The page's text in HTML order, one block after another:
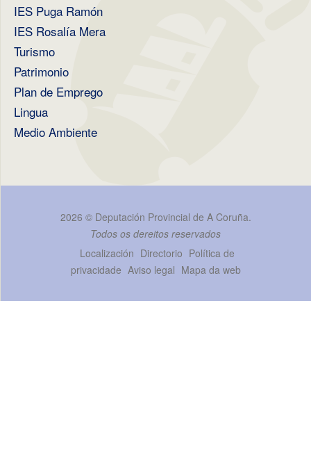
IES Puga Ramón
IES Rosalía Mera
Turismo
Patrimonio
Plan de Emprego
Lingua
Medio Ambiente
2026 © Deputación Provincial de A Coruña.
Todos os dereitos reservados
Localización Directorio Política de
privacidade Aviso legal Mapa da web